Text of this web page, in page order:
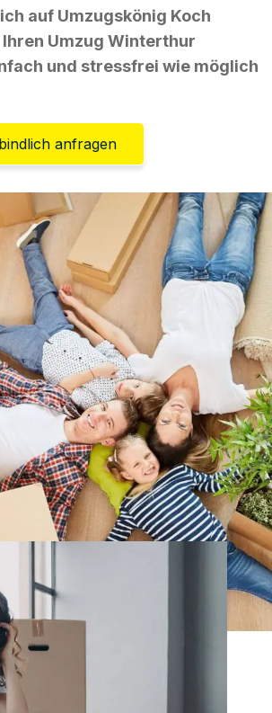
auf Umzugskönig Koch
Umzug Winterthur
und stressfrei wie möglich
anfragen